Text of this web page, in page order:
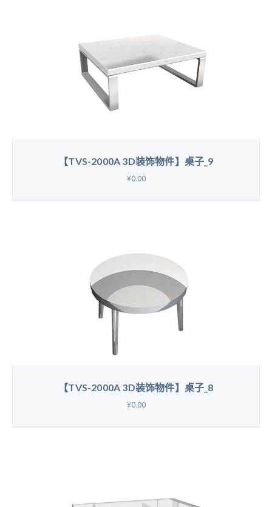
【TVS-2000A 3D装饰物件】桌子_9
¥0.00
【TVS-2000A 3D装饰物件】桌子_8
¥0.00